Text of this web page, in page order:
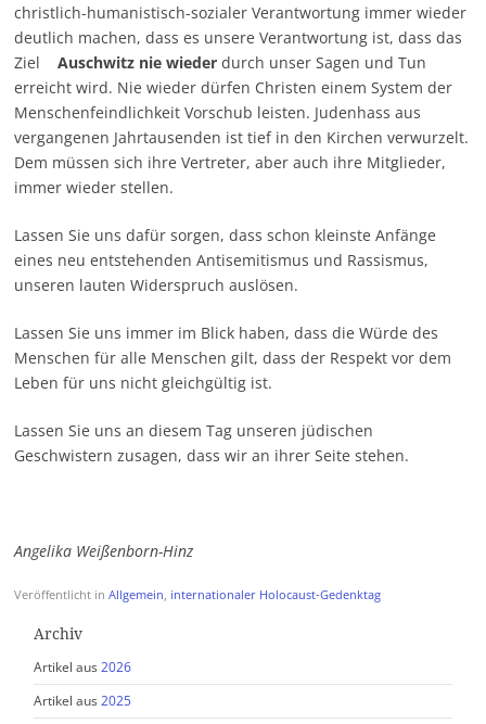
christlich-humanistisch-sozialer Verantwortung immer wieder
deutlich machen, dass es unsere Verantwortung ist, dass das
Ziel Auschwitz nie wiederdurch unser Sagen und Tun
erreicht wird. Nie wieder dürfen Christen einem System der
Menschenfeindlichkeit Vorschub leisten. Judenhass aus
vergangenen Jahrtausenden ist tief in den Kirchen verwurzelt.
Dem müssen sich ihre Vertreter, aber auch ihre Mitglieder,
immer wieder stellen.
Lassen Sie uns dafür sorgen, dass schon kleinste Anfänge
eines neu entstehenden Antisemitismus und Rassismus,
unseren lauten Widerspruch auslösen.
Lassen Sie uns immer im Blick haben, dass die Würde des
Menschen für alle Menschen gilt, dass der Respekt vor dem
Leben für uns nicht gleichgültig ist.
Lassen Sie uns an diesem Tag unseren jüdischen
Geschwistern zusagen, dass wir an ihrer Seite stehen.
Angelika Weißenborn-Hinz
Veröffentlicht in Allgemein internationaler Holocaust-Gedenktag
Archiv
Artikel aus2026
Artikel aus2025